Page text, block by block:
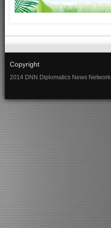
Copyright
2014 DNN Diplomatics News Network